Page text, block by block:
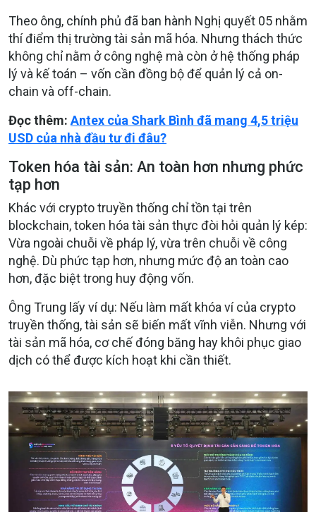
Theo ông, chính phủ đã ban hành Nghị quyết 05 nhằm
thí điểm thị trường tài sản mã hóa. Nhưng thách thức
không chỉ nằm ở công nghệ mà còn ở hệ thống pháp
lý và kế toán – vốn cần đồng bộ để quản lý cả on-
chain và off-chain.
Đọc thêm: Antex của Shark Bình đã mang 4,5 triệu
USD của nhà đầu tư đi đâu?
Token hóa tài sản: An toàn hơn nhưng phức
tạp hơn
Khác với crypto truyền thống chỉ tồn tại trên
blockchain, token hóa tài sản thực đòi hỏi quản lý kép:
Vừa ngoài chuỗi về pháp lý, vừa trên chuỗi về công
nghệ. Dù phức tạp hơn, nhưng mức độ an toàn cao
hơn, đặc biệt trong huy động vốn.
Ông Trung lấy ví dụ: Nếu làm mất khóa ví của crypto
truyền thống, tài sản sẽ biến mất vĩnh viễn. Nhưng với
tài sản mã hóa, cơ chế đóng băng hay khôi phục giao
dịch có thể được kích hoạt khi cần thiết.